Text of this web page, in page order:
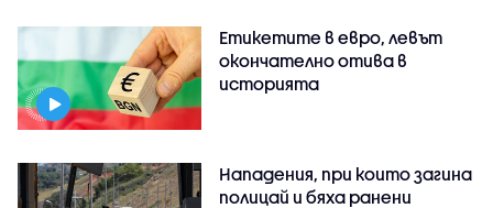
Етикетите в евро, левът
окончателно отива в
историята
Нападения, при които загина
полицай и бяха ранени